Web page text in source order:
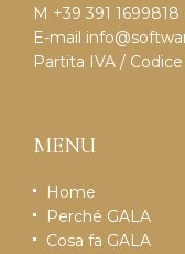
M +39 391 1699818
E-mail
Partita IVA /
MENU
Home
Perché GALA
Cosa fa GALA